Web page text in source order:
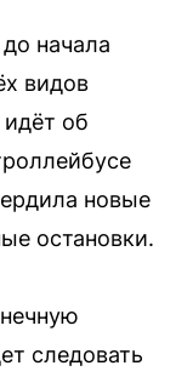
начала
видов
идёт об
новые
остановки.
следовать